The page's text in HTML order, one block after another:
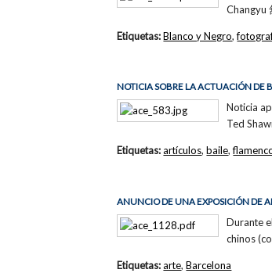
Changyu
Etiquetas:Blanco y Negro,
NOTICIA SOBRE LA ACTUACIÓN DE
Noticia
Ted
Etiquetas:artículos,baile,
ANUNCIO DE UNA EXPOSICIÓN DE
Durante
chinos
Etiquetas:arte,Barcelona